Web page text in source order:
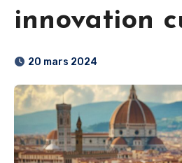
innovation
20 mars 2024